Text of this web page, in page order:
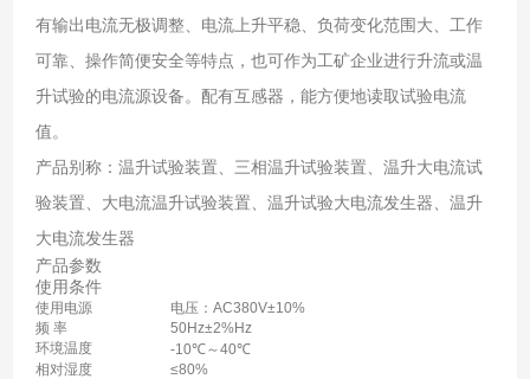
有输出电流无极调整、电流上升平稳、负荷变化范围大、工作
可靠、操作简便安全等特点，也可作为工矿企业进行升流或温
升试验的电流源设备。配有互感器，能方便地读取试验电流
值。
产品别称：温升试验装置、三相温升试验装置、温升大电流试
验装置、大电流温升试验装置、温升试验大电流发生器、温升
大电流发生器
产品参数
使用条件
使用电源
电压：AC380V±10%
频 率
50Hz±2%Hz
环境温度
-10℃～40℃
相对湿度
≤80%